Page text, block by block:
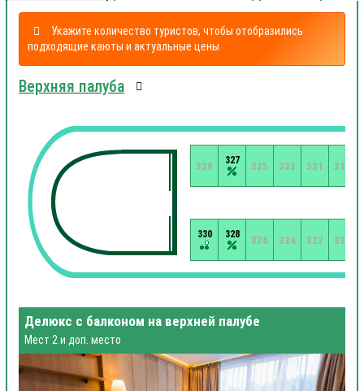
Укажите количество туристов, чтобы отобразились
подходящие каюты и актуальные цены
Верхняя палуба
319
320
321
322
323
324
325
326
327
328
329
330
Делюкс с балконом на верхней палубе
Мест 2 и доп. место